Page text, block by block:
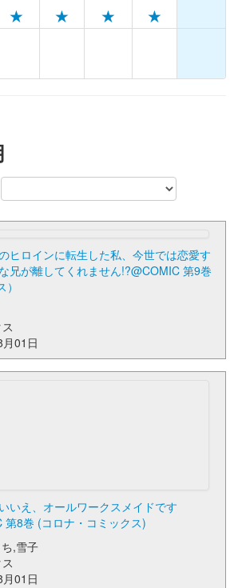
★ ★ ★ ★
ヒロインに転生した私、今世では恋愛す
兄が離してくれません!?@COMIC 第9巻
01日
いえ、オールワークスメイドです
第8巻 (コロナ・コミックス)
,雪子
01日